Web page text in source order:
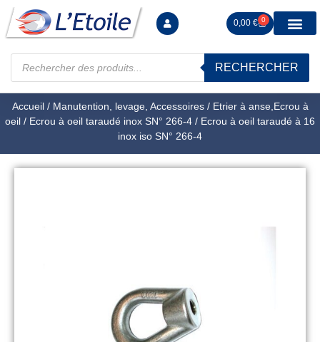
0,00 € 0
RECHERCHER
Accueil/ Manutention, levage, Accessoires/ Etrier à anse,Ecrou à
oeil / Ecrou à oeil taraudé inox SN° 266-4 / Ecrou à oeil taraudé à 16
inox iso SN° 266-4